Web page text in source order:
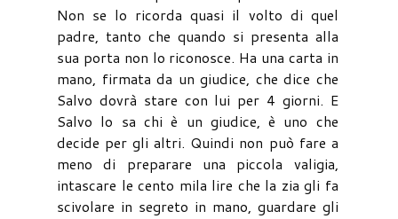
Non se lo ricorda quasi il volto di quel
padre, tanto che quando si presenta alla
sua porta non lo riconosce. Ha una carta in
mano, firmata da un giudice, che dice che
Salvo dovrà stare con lui per 4 giorni. E
Salvo lo sa chi è un giudice, è uno che
decide per gli altri. Quindi non può fare a
meno di preparare una piccola valigia,
intascare le cento mila lire che la zia gli fa
scivolare in segreto in mano, guardare gli